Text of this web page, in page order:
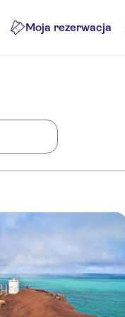
Moja rezerwacja